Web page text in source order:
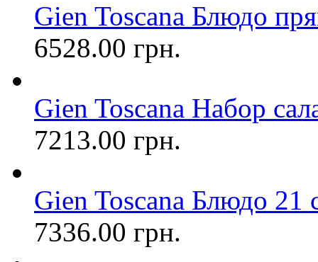
Gien Toscana Блюдо
6528.00 грн.
Gien Toscana Набор
7213.00 грн.
Gien Toscana Блюдо 21
7336.00 грн.